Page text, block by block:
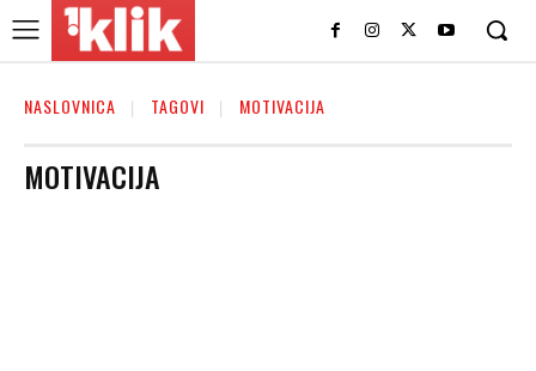
NASLOVNICA TAGOVI MOTIVACIJA
MOTIVACIJA